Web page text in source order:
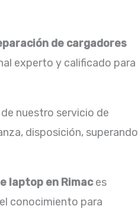
de cargadores
experto y calificado para
nuestro servicio de
disposición, superando
laptop en Rimaces
conocimiento para